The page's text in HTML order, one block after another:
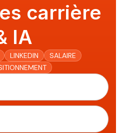
carrière
IA
LINKEDIN
SALAIRE